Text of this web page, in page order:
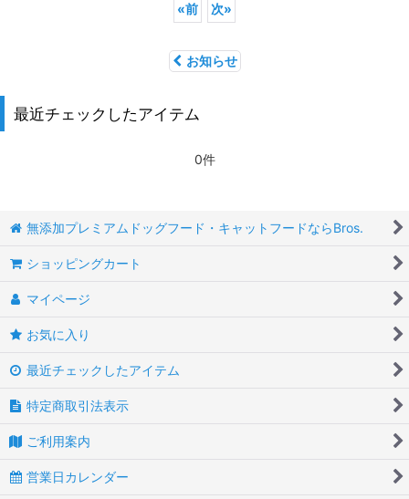
«前 次»
お知らせ
最近チェックしたアイテム
0件
無添加プレミアムドッグフード・キャットフードならBros.
ショッピングカート
マイページ
お気に入り
最近チェックしたアイテム
特定商取引法表示
ご利用案内
営業日カレンダー